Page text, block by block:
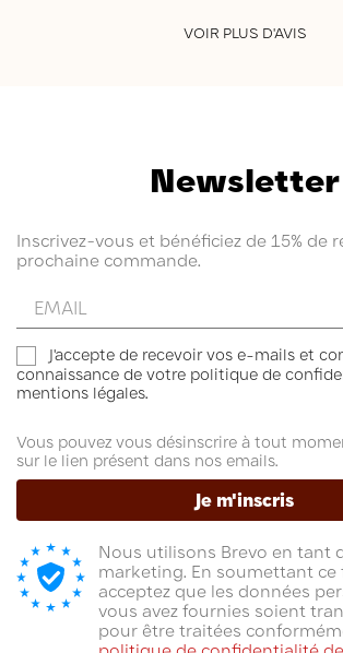
VOIR PLUS D'AVIS
Newsletter
Inscrivez-vous et bénéficiez de 15% de
prochaine commande.
Entrez
votre
email
J'accepte de recevoir vos e-mails et
connaissance de votre politique de
mentions légales.
Vous pouvez vous désinscrire à tout
sur le lien présent dans nos emails.
Je m'inscris
Nous utilisons Brevo en tant
marketing. En soumettant ce
acceptez que les données
vous avez fournies soient
pour être traitées